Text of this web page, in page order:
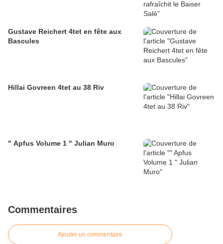
Gustave Reichert 4tet en fête aux
Bascules
Hillai Govreen 4tet au 38 Riv
" Apfus Volume 1 " Julian Muro
Commentaires
Ajouter un commentaire